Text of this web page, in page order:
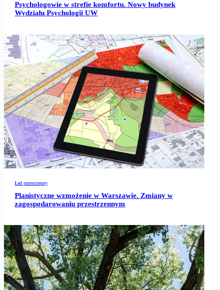
Psychologowie w strefie komfortu. Nowy budynek
Wydziału Psychologii UW
Ład przestrzenny
Planistyczne wzmożenie w Warszawie. Zmiany w
zagospodarowaniu przestrzennym